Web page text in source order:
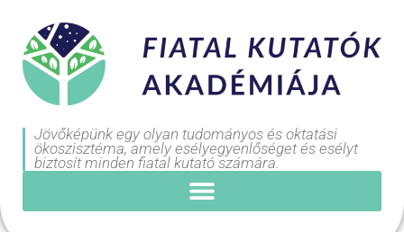
Jövőképünk egy olyan tudományos és oktatási
ökoszisztéma, amely esélyegyenlőséget és esélyt
biztosít minden fiatal kutató számára.